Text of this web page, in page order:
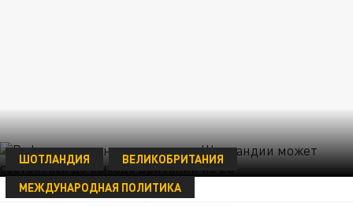
ШОТЛАНДИЯ
ВЕЛИКОБРИТАНИЯ
МЕЖДУНАРОДНАЯ ПОЛИТИКА
13 ОКТЯБРЯ 14:26